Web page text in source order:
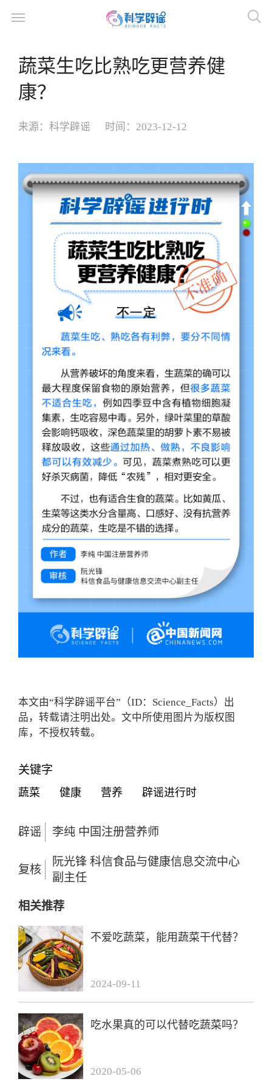
蔬菜生吃比熟吃更营养健
康？
来源： 科学辟谣 时间： 2023-12-12
本文由“科学辟谣平台”（ID：Science_Facts）出
品，转载请注明出处。文中所使用图片为版权图
库，不授权转载。
关键字
蔬菜 健康 营养 辟谣进行时
辟谣 李纯 中国注册营养师
复核
阮光锋 科信食品与健康信息交流中心
副主任
相关推荐
不爱吃蔬菜，能用蔬菜干代替？
2024-09-11
吃水果真的可以代替吃蔬菜吗？
2020-05-06